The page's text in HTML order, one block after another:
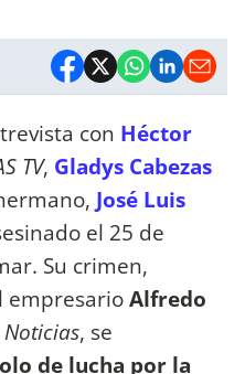
con Héctor
TV, Gladys Cabezas
José Luis
el 25 de
Su crimen,
empresarioAlfredo
Noticias, se
de lucha por la